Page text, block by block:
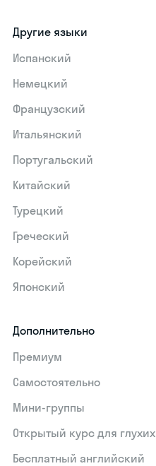
Другие языки
Испанский
Немецкий
Французский
Итальянский
Португальский
Китайский
Турецкий
Греческий
Корейский
Японский
Дополнительно
Премиум
Самостоятельно
Мини-группы
Открытый курс для глухих
Бесплатный английский